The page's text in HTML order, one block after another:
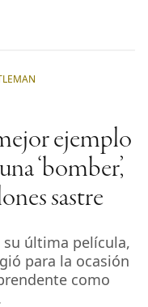
ejemplo
‘bomber’,
sastre
última película,
para la ocasión
como